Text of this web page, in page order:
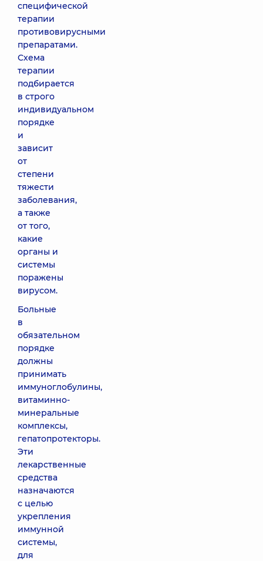
специфической
терапии
противовирусными
препаратами.
Схема
терапии
подбирается
в строго
индивидуальном
порядке
и
зависит
от
степени
тяжести
заболевания,
а также
от того,
какие
органы и
системы
поражены
вирусом.
Больные
в
обязательном
порядке
должны
принимать
иммуноглобулины,
витаминно-
минеральные
комплексы,
гепатопротекторы.
Эти
лекарственные
средства
назначаются
с целью
укрепления
иммунной
системы,
для